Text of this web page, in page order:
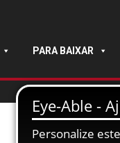
PARA BAIXAR